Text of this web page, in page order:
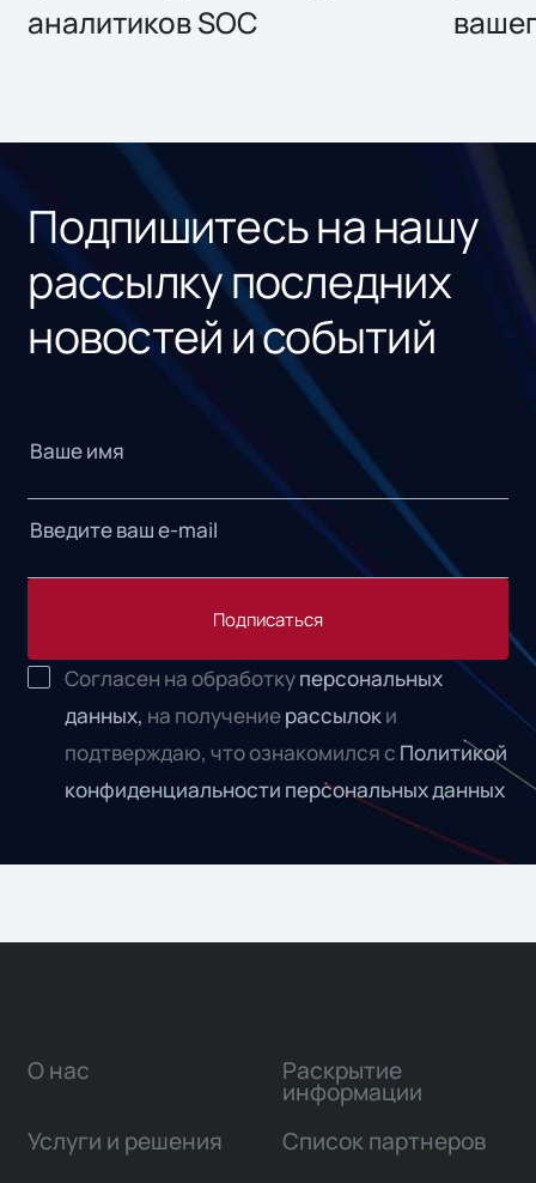
аналитиков SOC
Подпишитесь на нашу
рассылку последних
новостей и событий
Подписаться
Согласен на обработкуперсональных
данных, на получениерассылоки
подтверждаю, что ознакомился с Политикой
конфиденциальности персональных данных
О нас
Услуги и решения
Раскрытие
информации
Список партнеров